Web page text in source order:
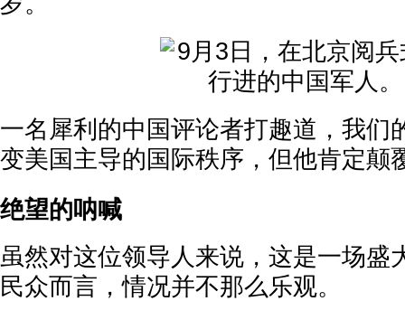
一名犀利的中国评论者打趣道，我们
变美国主导的国际秩序，但他肯定颠
绝望的呐喊
虽然对这位领导人来说，这是一场盛
民众而言，情况并不那么乐观。